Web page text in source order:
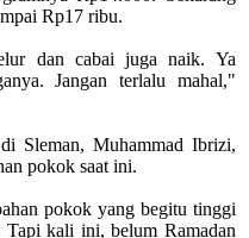
Rp17 ribu.
dan cabai juga naik. Ya
Jangan terlalu mahal,"
Sleman, Muhammad Ibrizi,
pokok saat ini.
pokok yang begitu tinggi
kali ini, belum Ramadan